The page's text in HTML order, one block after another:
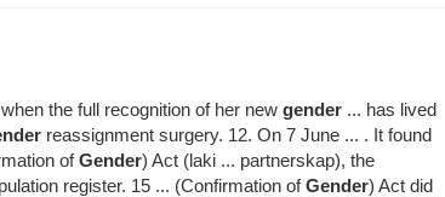
the full recognition of her new gender ... has lived
reassignment surgery. 12. On 7 June ... . It found
ofGender) Act (laki ... partnerskap), the
register. 15 ... (Confirmation ofGender) Act did